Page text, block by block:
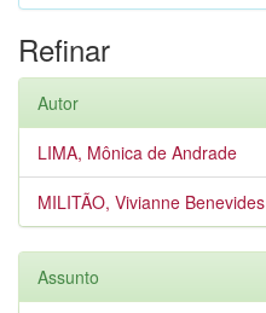
Refinar
Autor
LIMA, Mônica de Andrade
MILITÃO, Vivianne Benevides
Assunto